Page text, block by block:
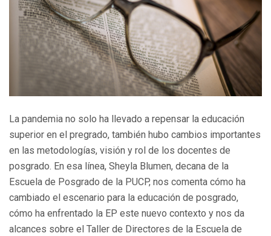
La pandemia no solo ha llevado a repensar la educación
superior en el pregrado, también hubo cambios importantes
en las metodologías, visión y rol de los docentes de
posgrado. En esa línea, Sheyla Blumen, decana de la
Escuela de Posgrado de la PUCP, nos comenta cómo ha
cambiado el escenario para la educación de posgrado,
cómo ha enfrentado la EP este nuevo contexto y nos da
alcances sobre el Taller de Directores de la Escuela de